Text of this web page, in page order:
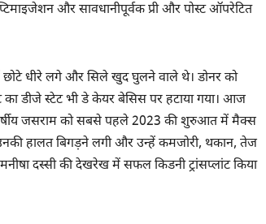
और सावधानीपूर्वक प्री और पोस्ट ऑपरेटित
धीरे लगे और सिले खुद घुलने वाले थे। डोनर को
का डीजे स्टेट भी डे केयर बेसिस पर हटाया गया। आज
वर्षीय जसराम को सबसे पहले 2023 की शुरुआत में मैक्स
हालत बिगड़ने लगी और उन्हें कमजोरी, थकान, तेज
दस्सी की देखरेख में सफल किडनी ट्रांसप्लांट किया